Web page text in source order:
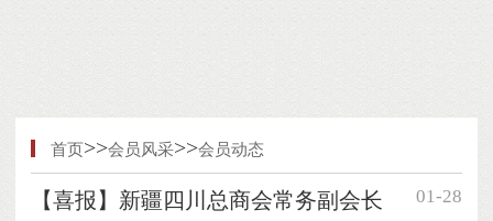
首页>>会员风采>>会员动态
【喜报】新疆四川总商会常务副会长 01-28